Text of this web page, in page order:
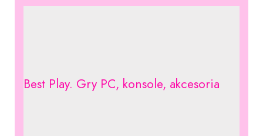
Best Play. Gry PC, konsole, akcesoria